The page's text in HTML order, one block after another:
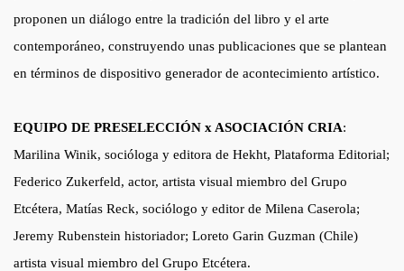
proponen un diálogo entre la tradición del libro y el arte
contemporáneo, construyendo unas publicaciones que se plantean
en términos de dispositivo generador de acontecimiento artístico.
EQUIPO DE PRESELECCIÓN x ASOCIACIÓN CRIA:
Marilina Winik, socióloga y editora de Hekht, Plataforma Editorial;
Federico Zukerfeld, actor, artista visual miembro del Grupo
Etcétera, Matías Reck, sociólogo y editor de Milena Caserola;
Jeremy Rubenstein historiador; Loreto Garin Guzman (Chile)
artista visual miembro del Grupo Etcétera.